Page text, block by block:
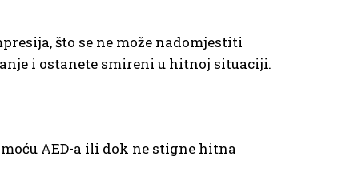
što se ne može nadomjestiti
i ostanete smireni u hitnoj situaciji.
AED-a ili dok ne stigne hitna